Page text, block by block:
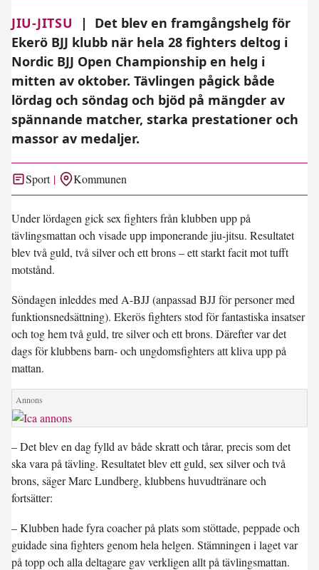
JIU-JITSU |
Det blev en framgångshelg för
Ekerö BJJ klubb när hela 28 fighters deltog i
Nordic BJJ Open Championship en helg i
mitten av oktober. Tävlingen pågick både
lördag och söndag och bjöd på mängder av
spännande matcher, starka prestationer och
massor av medaljer.
Sport Kommunen
Under lördagen gick sex fighters från klubben upp på
tävlingsmattan och visade upp imponerande jiu-jitsu. Resultatet
blev två guld, två silver och ett brons – ett starkt facit mot tufft
motstånd.
Söndagen inleddes med A-BJJ (anpassad BJJ för personer med
funktionsnedsättning). Ekerös fighters stod för fantastiska insatser
och tog hem två guld, tre silver och ett brons. Därefter var det
dags för klubbens barn- och ungdomsfighters att kliva upp på
mattan.
– Det blev en dag fylld av både skratt och tårar, precis som det
ska vara på tävling. Resultatet blev ett guld, sex silver och två
brons, säger Marc Lundberg, klubbens huvudtränare och
fortsätter:
– Klubben hade fyra coacher på plats som stöttade, peppade och
guidade sina fighters genom hela helgen. Stämningen i laget var
på topp och alla deltagare gav verkligen allt på tävlingsmattan.